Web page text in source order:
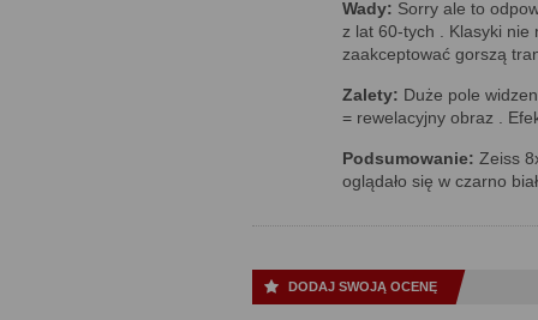
Wady: Sorry ale to
z lat 60-tych . Klasyki nie
zaakceptować gorszą
Zalety: Duże pole
= rewelacyjny obraz .
Podsumowanie: Zeiss
oglądało się w czarno
DODAJ SWOJĄ OCENĘ